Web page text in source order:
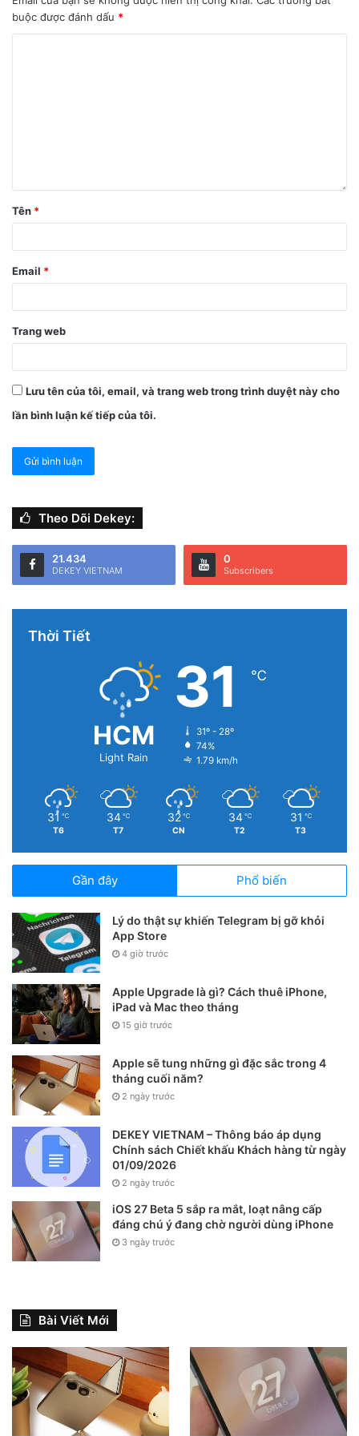
chất chống cháy gốc brom
(PBBs/PBDEs) trên bề mặt kính + lớp
in + keo
Tất cả đồng loạiPBBvàPBDE:n.d.ởRL 5 mg/kg
Tổng PBBs/PBDEs: PASS < 1000 mg/kg
Ý nghĩa: giảm lo ngại tiếp xúc cận da với nhóm chất có
hồ sơ an toàn khắt khe trong sản phẩm tiêu dùng.
3. Không phát hiện Phthalates
(DEHP, DIBP, BBP, DBP) trong keo/lớp
in
DEHP, DIBP, BBP, DBP
hơn 20 lần
so với ngưỡng0,1%của RoHS;PASS
Phương phápGC-MStheoIEC 62321-8
chế đáng kể lo ngại về chất hóa dẻo khi tay/da/miệng
tiếp xúc gần thiết bị.
4. Lợi ích sức khỏe thiết thực
buộc được đánh dấu *
Tên *
Email *
Trang web
Lưu tên của tôi, email, và trang web trong trình duyệt này cho
lần bình luận kế tiếp của tôi.
Theo Dõi Dekey:
21.434
DEKEY VIETNAM
0
Subscribers
Thời Tiết
HCM
Light Rain
31 ℃
31º - 28º
74%
1.79 km/h
31 ℃
T6
34 ℃
T7
32 ℃
CN
34 ℃
T2
31 ℃
T3
Gần đây Phổ biến
Lý do thật sự khiến Telegram bị gỡ khỏi
App Store
4 giờ trước
Apple Upgrade là gì? Cách thuê iPhone,
iPad và Mac theo tháng
15 giờ trước
Apple sẽ tung những gì đặc sắc trong 4
tháng cuối năm?
2 ngày trước
DEKEY VIETNAM – Thông báo áp dụng
Chính sách Chiết khấu Khách hàng từ ngày
01/09/2026
2 ngày trước
iOS 27 Beta 5 sắp ra mắt, loạt nâng cấp
đáng chú ý đang chờ người dùng iPhone
3 ngày trước
Bài Viết Mới